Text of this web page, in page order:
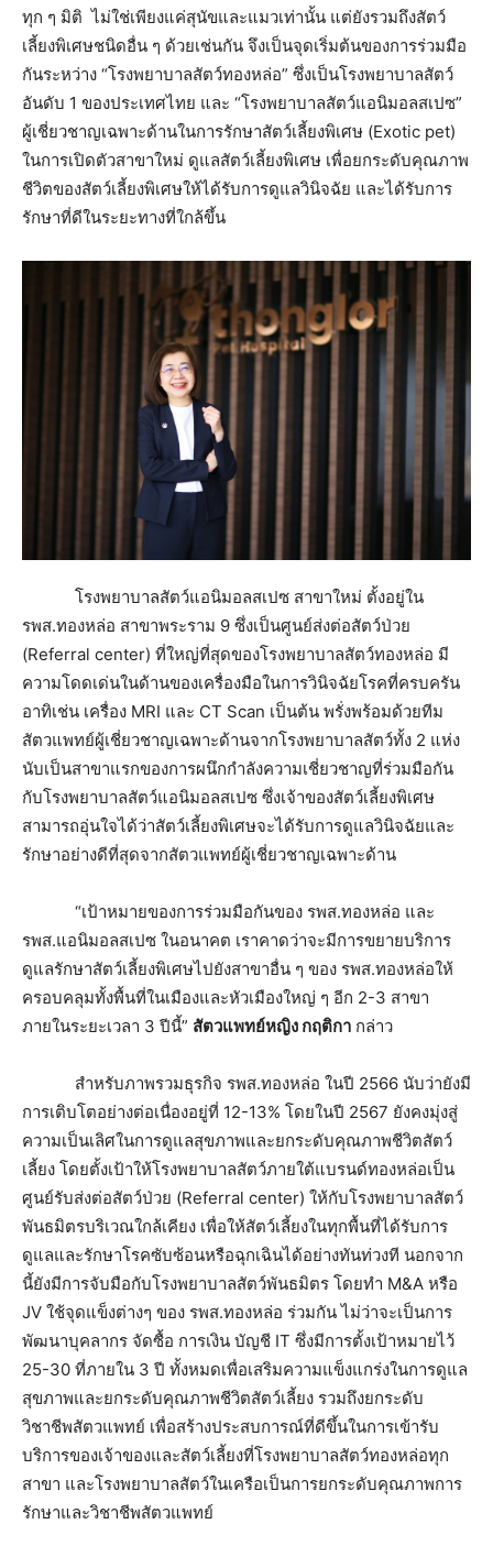
ทุก ๆ มิติ ไม่ใช่เพียงแค่สุนัขและแมวเท่านั้น แต่ยังรวมถึงสัตว์
เลี้ยงพิเศษชนิดอื่น ๆ ด้วยเช่นกัน จึงเป็นจุดเริ่มต้นของการร่วมมือ
กันระหว่าง “โรงพยาบาลสัตว์ทองหล่อ” ซึ่งเป็นโรงพยาบาลสัตว์
อันดับ 1 ของประเทศไทย และ “โรงพยาบาลสัตว์แอนิมอลสเปซ”
ผู้เชี่ยวชาญเฉพาะด้านในการรักษาสัตว์เลี้ยงพิเศษ (Exotic pet)
ในการเปิดตัวสาขาใหม่ ดูแลสัตว์เลี้ยงพิเศษ เพื่อยกระดับคุณภาพ
ชีวิตของสัตว์เลี้ยงพิเศษให้ได้รับการดูแลวินิจฉัย และได้รับการ
รักษาที่ดีในระยะทางที่ใกล้ขึ้น
โรงพยาบาลสัตว์แอนิมอลสเปซ สาขาใหม่ ตั้งอยู่ใน
รพส.ทองหล่อ สาขาพระราม 9 ซึ่งเป็นศูนย์ส่งต่อสัตว์ป่วย
(Referral center) ที่ใหญ่ที่สุดของโรงพยาบาลสัตว์ทองหล่อ มี
ความโดดเด่นในด้านของเครื่องมือในการวินิจฉัยโรคที่ครบครัน
อาทิเช่น เครื่อง MRI และ CT Scan เป็นต้น พรั่งพร้อมด้วยทีม
สัตวแพทย์ผู้เชี่ยวชาญเฉพาะด้านจากโรงพยาบาลสัตว์ทั้ง 2 แห่ง
นับเป็นสาขาแรกของการผนึกกำลังความเชี่ยวชาญที่ร่วมมือกัน
กับโรงพยาบาลสัตว์แอนิมอลสเปซ ซึ่งเจ้าของสัตว์เลี้ยงพิเศษ
สามารถอุ่นใจได้ว่าสัตว์เลี้ยงพิเศษจะได้รับการดูแลวินิจฉัยและ
รักษาอย่างดีที่สุดจากสัตวแพทย์ผู้เชี่ยวชาญเฉพาะด้าน
“เป้าหมายของการร่วมมือกันของ รพส.ทองหล่อ และ
รพส.แอนิมอลสเปซ ในอนาคต เราคาดว่าจะมีการขยายบริการ
ดูแลรักษาสัตว์เลี้ยงพิเศษไปยังสาขาอื่น ๆ ของ รพส.ทองหล่อให้
ครอบคลุมทั้งพื้นที่ในเมืองและหัวเมืองใหญ่ ๆ อีก 2-3 สาขา
ภายในระยะเวลา 3 ปีนี้” สัตวแพทย์หญิง กฤติกา กล่าว
สำหรับภาพรวมธุรกิจ รพส.ทองหล่อ ในปี 2566 นับว่ายังมี
การเติบโตอย่างต่อเนื่องอยู่ที่ 12-13% โดยในปี 2567 ยังคงมุ่งสู่
ความเป็นเลิศในการดูแลสุขภาพและยกระดับคุณภาพชีวิตสัตว์
เลี้ยง โดยตั้งเป้าให้โรงพยาบาลสัตว์ภายใต้แบรนด์ทองหล่อเป็น
ศูนย์รับส่งต่อสัตว์ป่วย (Referral center) ให้กับโรงพยาบาลสัตว์
พันธมิตรบริเวณใกล้เคียง เพื่อให้สัตว์เลี้ยงในทุกพื้นที่ได้รับการ
ดูแลและรักษาโรคซับซ้อนหรือฉุกเฉินได้อย่างทันท่วงที นอกจาก
นี้ยังมีการจับมือกับโรงพยาบาลสัตว์พันธมิตร โดยทำ M&A หรือ
JV ใช้จุดแข็งต่างๆ ของ รพส.ทองหล่อ ร่วมกัน ไม่ว่าจะเป็นการ
พัฒนาบุคลากร จัดซื้อ การเงิน บัญชี IT ซึ่งมีการตั้งเป้าหมายไว้
25-30 ที่ภายใน 3 ปี ทั้งหมดเพื่อเสริมความแข็งแกร่งในการดูแล
สุขภาพและยกระดับคุณภาพชีวิตสัตว์เลี้ยง รวมถึงยกระดับ
วิชาชีพสัตวแพทย์ เพื่อสร้างประสบการณ์ที่ดีขึ้นในการเข้ารับ
บริการของเจ้าของและสัตว์เลี้ยงที่โรงพยาบาลสัตว์ทองหล่อทุก
สาขา และโรงพยาบาลสัตว์ในเครือเป็นการยกระดับคุณภาพการ
รักษาและวิชาชีพสัตวแพทย์